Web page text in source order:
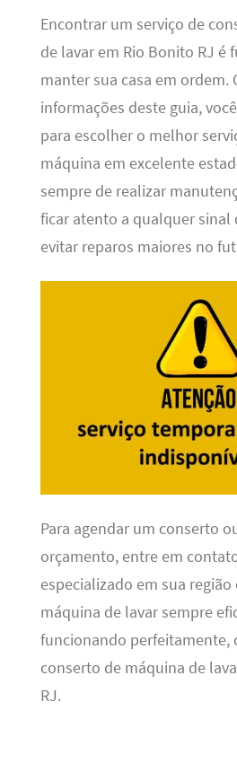
Encontrar um serviço de
de lavar em Rio Bonito RJ é
manter sua casa em ordem.
informações deste guia,
para escolher o melhor
máquina em excelente
sempre de realizar
ficar atento a qualquer sinal
evitar reparos maiores no
Para agendar um conserto
orçamento, entre em
especializado em sua
máquina de lavar sempre
funcionando perfeitamente,
conserto de máquina de
RJ.